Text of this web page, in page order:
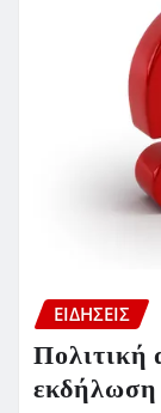
ΕΙΔΗΣΕΙΣ
Πολιτική
εκδήλωση